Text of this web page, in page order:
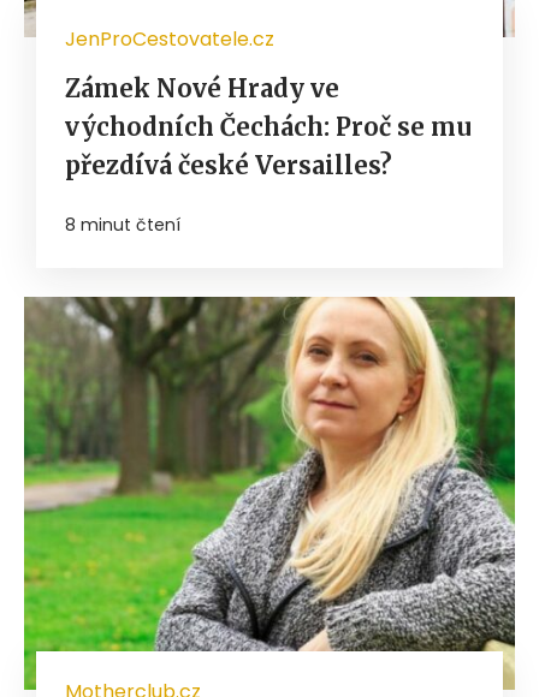
JenProCestovatele.cz
Zámek Nové Hrady ve
východních Čechách: Proč se mu
přezdívá české Versailles?
8 minut čtení